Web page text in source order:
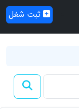
ثبت شغل